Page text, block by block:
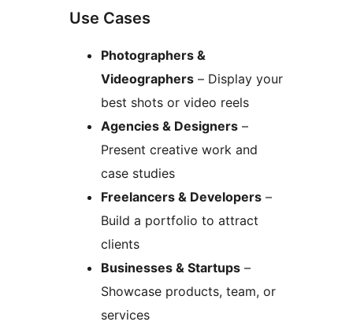
Use Cases
Photographers &
Videographers – Display your
best shots or video reels
Agencies & Designers –
Present creative work and
case studies
Freelancers & Developers –
Build a portfolio to attract
clients
Businesses & Startups –
Showcase products, team, or
services